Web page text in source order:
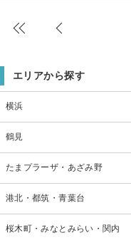
エリアから探す
横浜
鶴見
たまプラーザ・あざみ野
港北・都筑・青葉台
桜木町・みなとみらい・関内